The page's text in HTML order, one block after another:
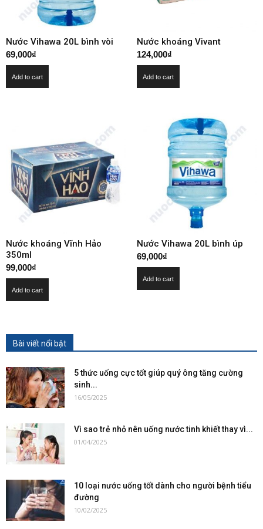
Nước Vihawa 20L bình vòi
69,000₫
Add to cart
Nước khoáng Vivant
124,000₫
Add to cart
Nước khoáng Vĩnh Hảo
350ml
99,000₫
Add to cart
Nước Vihawa 20L bình úp
69,000₫
Add to cart
Bài viết nổi bật
5 thức uống cực tốt giúp quý ông tăng cường
sinh...
16/05/2025
Vì sao trẻ nhỏ nên uống nước tinh khiết thay vì...
01/04/2025
10 loại nước uống tốt dành cho người bệnh tiểu
đường
10/02/2025